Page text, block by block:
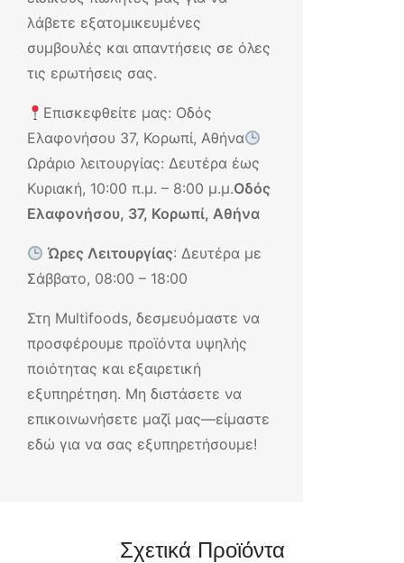
λάβετε εξατομικευμένες
συμβουλές και απαντήσεις σε όλες
τις ερωτήσεις σας.
Επισκεφθείτε μας: Οδός
Ελαφονήσου 37, Κορωπί, Αθήνα
Ωράριο λειτουργίας: Δευτέρα έως
Κυριακή, 10:00 π.μ. – 8:00 μ.μ.Οδός
Ελαφονήσου, 37, Κορωπί, Αθήνα
Ώρες Λειτουργίας: Δευτέρα με
Σάββατο, 08:00 – 18:00
Στη Multifoods, δεσμευόμαστε να
προσφέρουμε προϊόντα υψηλής
ποιότητας και εξαιρετική
εξυπηρέτηση. Μη διστάσετε να
επικοινωνήσετε μαζί μας—είμαστε
εδώ για να σας εξυπηρετήσουμε!
Σχετικά Προϊόντα